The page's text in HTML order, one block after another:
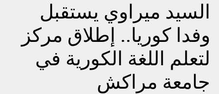
السيد ميراوي يستقبل
وفدا كوريا.. إطلاق مركز
لتعلم اللغة الكورية في
جامعة مراكش